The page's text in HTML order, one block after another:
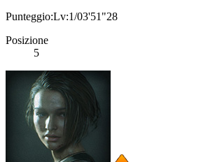
Punteggio:Lv:1/03'51"28
Posizione
5